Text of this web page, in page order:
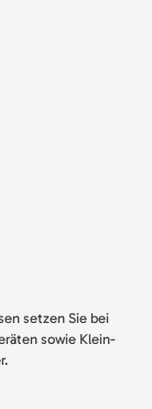
setzen Sie bei
sowie Klein-